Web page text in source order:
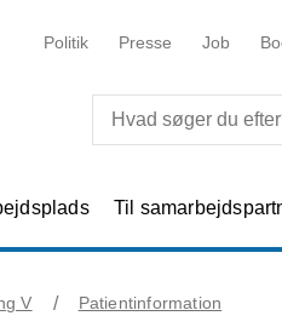
Politik Presse Job
Til
V Patientinformation